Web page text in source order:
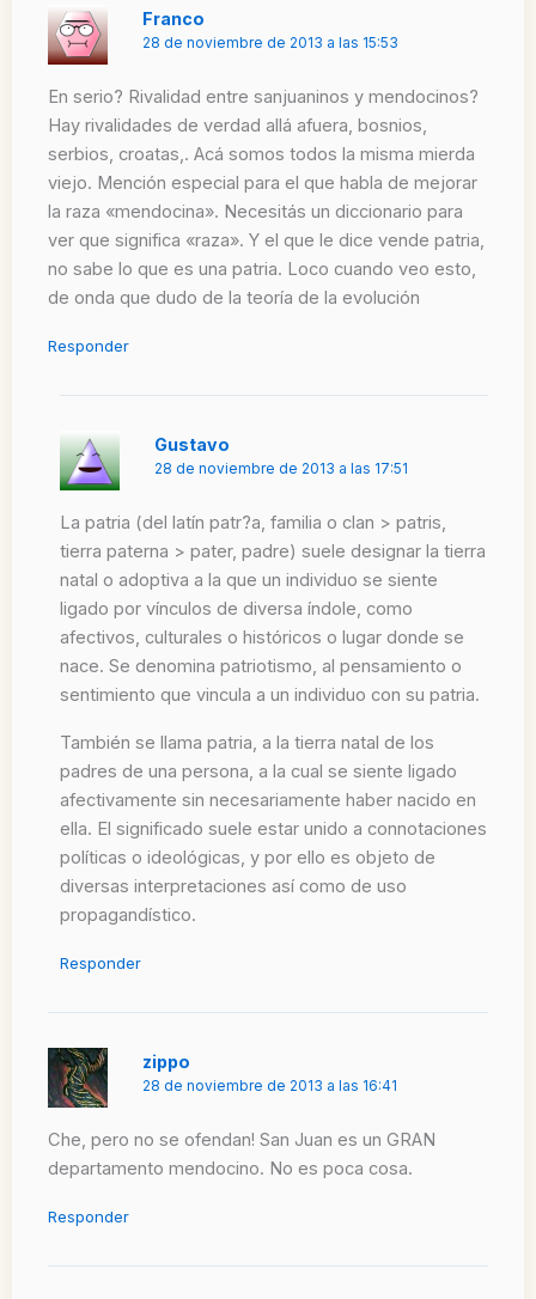
Franco
28 de noviembre de 2013 a las 15:53
En serio? Rivalidad entre sanjuaninos y mendocinos?
Hay rivalidades de verdad allá afuera, bosnios,
serbios, croatas,. Acá somos todos la misma mierda
viejo. Mención especial para el que habla de mejorar
la raza «mendocina». Necesitás un diccionario para
ver que significa «raza». Y el que le dice vende patria,
no sabe lo que es una patria. Loco cuando veo esto,
de onda que dudo de la teoría de la evolución
Responder
Gustavo
28 de noviembre de 2013 a las 17:51
La patria (del latín patr?a, familia o clan > patris,
tierra paterna > pater, padre) suele designar la tierra
natal o adoptiva a la que un individuo se siente
ligado por vínculos de diversa índole, como
afectivos, culturales o históricos o lugar donde se
nace. Se denomina patriotismo, al pensamiento o
sentimiento que vincula a un individuo con su patria.
También se llama patria, a la tierra natal de los
padres de una persona, a la cual se siente ligado
afectivamente sin necesariamente haber nacido en
ella. El significado suele estar unido a connotaciones
políticas o ideológicas, y por ello es objeto de
diversas interpretaciones así como de uso
propagandístico.
Responder
zippo
28 de noviembre de 2013 a las 16:41
Che, pero no se ofendan! San Juan es un GRAN
departamento mendocino. No es poca cosa.
Responder